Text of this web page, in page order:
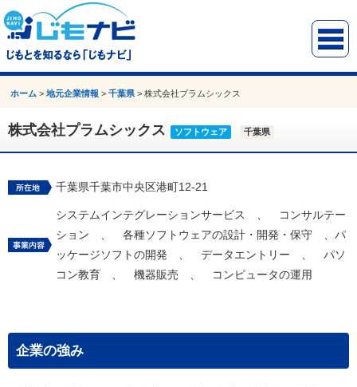
ホーム >地元企業情報 >千葉県 >株式会社プラムシックス
株式会社プラムシックス ソフトウェア 千葉県
千葉県千葉市中央区港町12-21
システムインテグレーションサービス 、 コンサルテー
ション 、 各種ソフトウェアの設計・開発・保守 、パ
ッケージソフトの開発 、 データエントリー 、 パソ
コン教育 、 機器販売 、 コンピュータの運用
企業の強み